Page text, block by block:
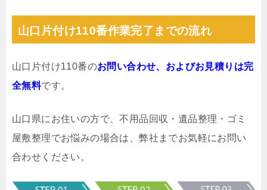
山口片付け110番作業完了までの流れ
山口片付け110番のお問い合わせ、およびお見積りは完
全無料です。
山口県にお住いの方で、不用品回収・遺品整理・ゴミ
屋敷整理でお悩みの場合は、弊社までお気軽にお問い
合わせください。